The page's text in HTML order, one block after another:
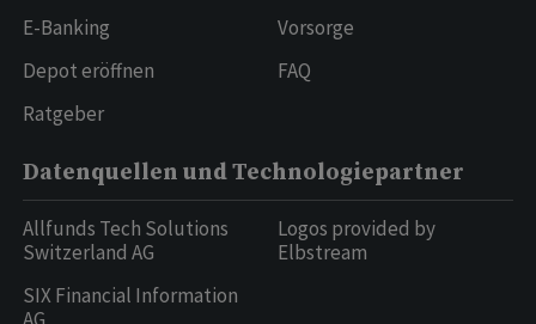
E-Banking
Depot eröffnen
Ratgeber
Vorsorge
FAQ
Datenquellen und Technologiepartner
Allfunds Tech Solutions
Switzerland AG
SIX Financial Information
Logos provided by
Elbstream